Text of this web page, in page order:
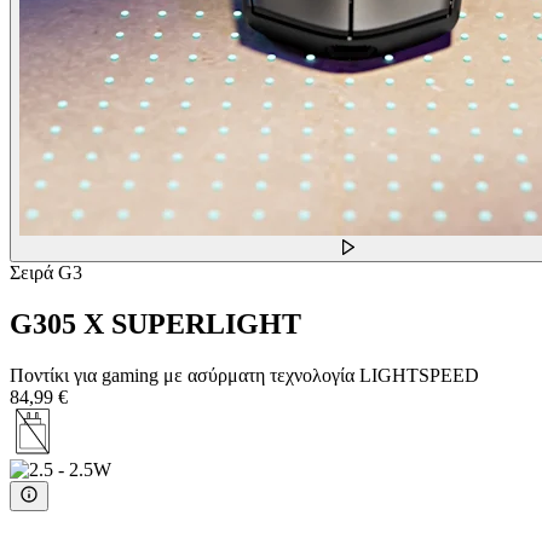
Σειρά G3
G305 X SUPERLIGHT
Ποντίκι για gaming με ασύρματη τεχνολογία LIGHTSPEED
84,99 €